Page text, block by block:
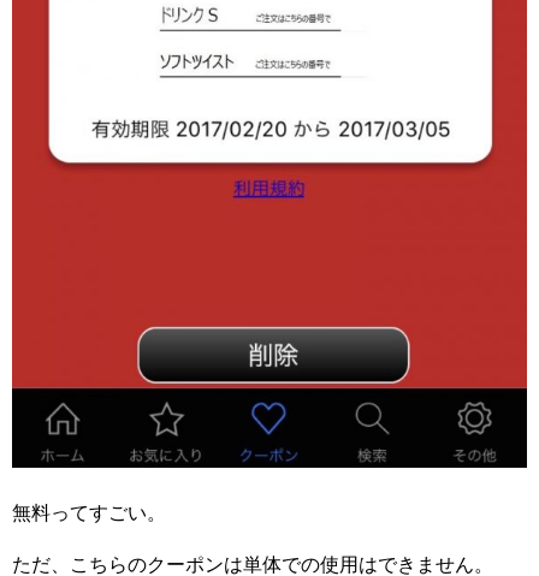
無料ってすごい。
ただ、こちらのクーポンは単体での使用はできません。